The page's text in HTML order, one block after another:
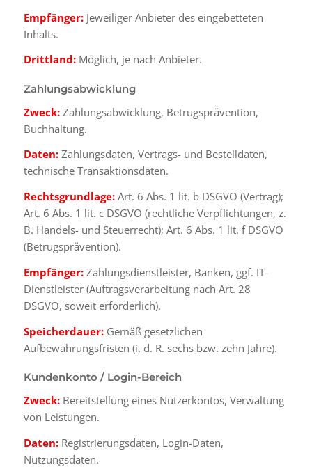
Empfänger: Jeweiliger Anbieter des eingebetteten
Inhalts.
Drittland: Möglich, je nach Anbieter.
Zahlungsabwicklung
Zweck: Zahlungsabwicklung, Betrugsprävention,
Buchhaltung.
Daten: Zahlungsdaten, Vertrags- und Bestelldaten,
technische Transaktionsdaten.
Rechtsgrundlage: Art. 6 Abs. 1 lit. b DSGVO (Vertrag);
Art. 6 Abs. 1 lit. c DSGVO (rechtliche Verpflichtungen, z.
B. Handels- und Steuerrecht); Art. 6 Abs. 1 lit. f DSGVO
(Betrugsprävention).
Empfänger: Zahlungsdienstleister, Banken, ggf. IT-
Dienstleister (Auftragsverarbeitung nach Art. 28
DSGVO, soweit erforderlich).
Speicherdauer: Gemäß gesetzlichen
Aufbewahrungsfristen (i. d. R. sechs bzw. zehn Jahre).
Kundenkonto / Login-Bereich
Zweck: Bereitstellung eines Nutzerkontos, Verwaltung
von Leistungen.
Daten: Registrierungsdaten, Login-Daten,
Nutzungsdaten.